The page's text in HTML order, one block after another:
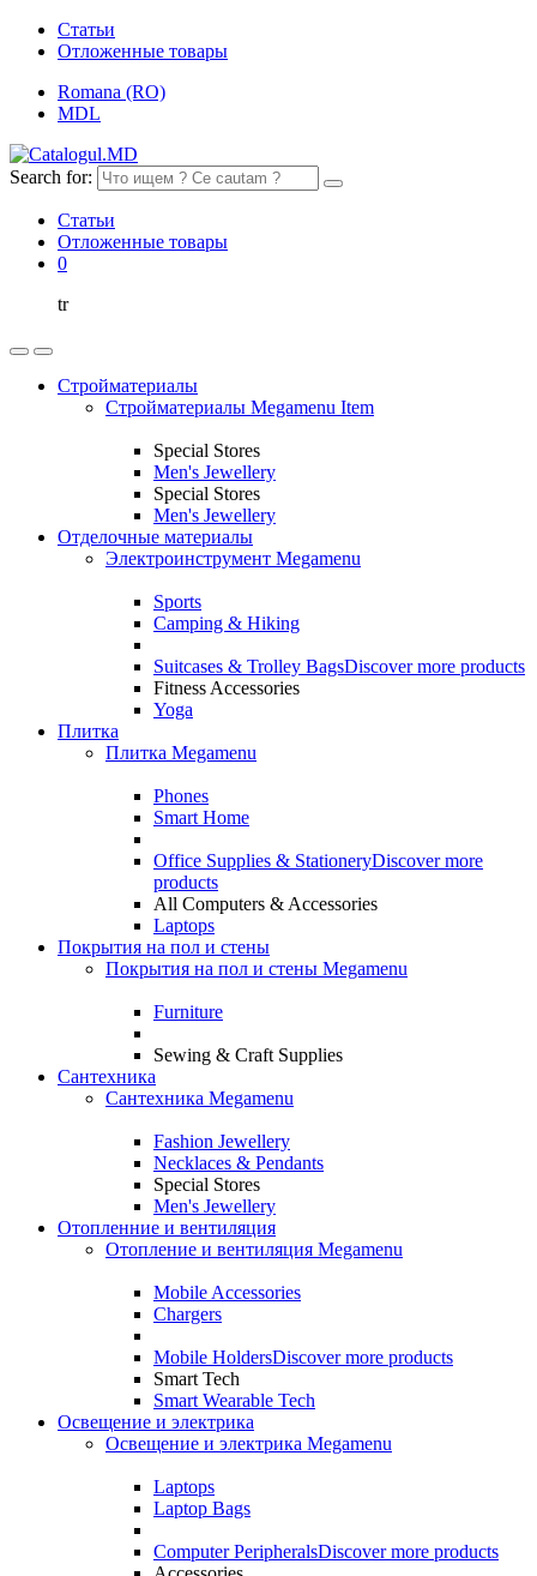
Статьи
Отложенные товары
Romana (RO)
MDL
Search for:
Статьи
Отложенные товары
0
tr
Стройматериалы
Стройматериалы Megamenu Item
Special Stores
Men's Jewellery
Special Stores
Men's Jewellery
Отделочные материалы
Электроинструмент Megamenu
Sports
Camping & Hiking
Suitcases & Trolley BagsDiscover more products
Fitness Accessories
Yoga
Плитка
Плитка Megamenu
Phones
Smart Home
Office Supplies & StationeryDiscover more
products
All Computers & Accessories
Laptops
Покрытия на пол и стены
Покрытия на пол и стены Megamenu
Furniture
Sewing & Craft Supplies
Сантехника
Сантехника Megamenu
Fashion Jewellery
Necklaces & Pendants
Special Stores
Men's Jewellery
Отопленние и вентиляция
Отопление и вентиляция Megamenu
Mobile Accessories
Chargers
Mobile HoldersDiscover more products
Smart Tech
Smart Wearable Tech
Освещение и электрика
Освещение и электрика Megamenu
Laptops
Laptop Bags
Computer PeripheralsDiscover more products